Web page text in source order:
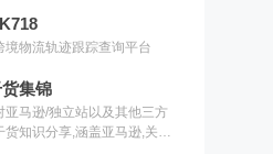
境物流轨迹跟踪查询平台
集锦
亚马逊/独立站以及其他三方
货知识分享,涵盖亚马逊,关键